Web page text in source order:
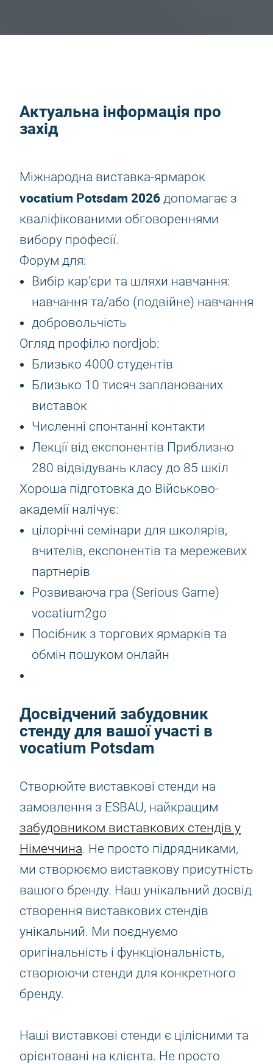
Актуальна інформація про
захід
Міжнародна виставка-ярмарок
vocatium Potsdam 2026 допомагає з
кваліфікованими обговореннями
вибору професії.
Форум для:
Вибір кар'єри та шляхи навчання:
навчання та/або (подвійне) навчання
добровольчість
Огляд профілю nordjob:
Близько 4000 студентів
Близько 10 тисяч запланованих
виставок
Численні спонтанні контакти
Лекції від експонентів Приблизно
280 відвідувань класу до 85 шкіл
Хороша підготовка до Військово-
академії налічує:
цілорічні семінари для школярів,
вчителів, експонентів та мережевих
партнерів
Розвиваюча гра (Serious Game)
vocatium2go
Посібник з торгових ярмарків та
обмін пошуком онлайн
Досвідчений забудовник
стенду для вашої участі в
vocatium Potsdam
Створюйте виставкові стенди на
замовлення з ESBAU, найкращим
забудовником виставкових стендів у
Німеччина. Не просто підрядниками,
ми створюємо виставкову присутність
вашого бренду. Наш унікальний досвід
створення виставкових стендів
унікальний. Ми поєднуємо
оригінальність і функціональність,
створюючи стенди для конкретного
бренду.
Наші виставкові стенди є цілісними та
орієнтовані на клієнта. Не просто